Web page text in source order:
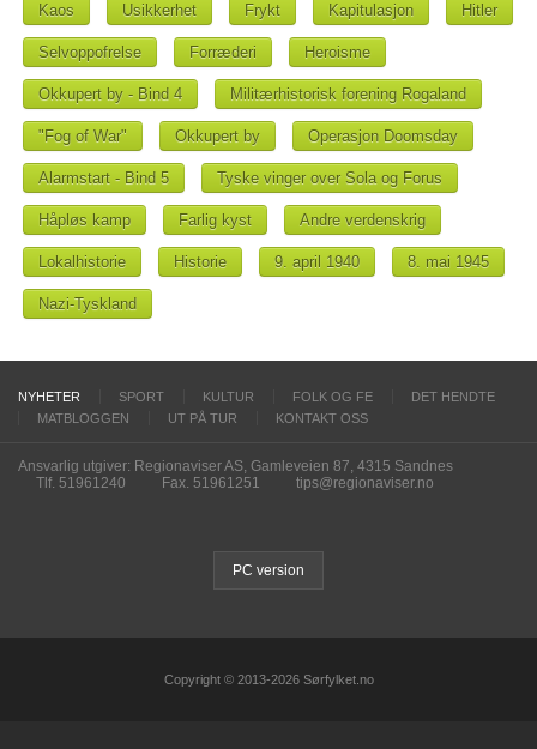
Kaos Usikkerhet Frykt Kapitulasjon Hitler
Selvoppofrelse Forræderi Heroisme
Okkupert by - Bind 4 Militærhistorisk forening Rogaland
"Fog of War" Okkupert by Operasjon Doomsday
Alarmstart - Bind 5 Tyske vinger over Sola og Forus
Håpløs kamp Farlig kyst Andre verdenskrig
Lokalhistorie Historie 9. april 1940 8. mai 1945
Nazi-Tyskland
NYHETER SPORT KULTUR FOLK OG FE
DET HENDTE
MATBLOGGEN
UT PÅ TUR KONTAKT OSS
Ansvarlig utgiver: Regionaviser AS, Gamleveien 87, 4315 Sandnes
Tlf. 51961240
Fax. 51961251 tips@regionaviser.no
PC version
Copyright © 2013-2026 Sørfylket.no